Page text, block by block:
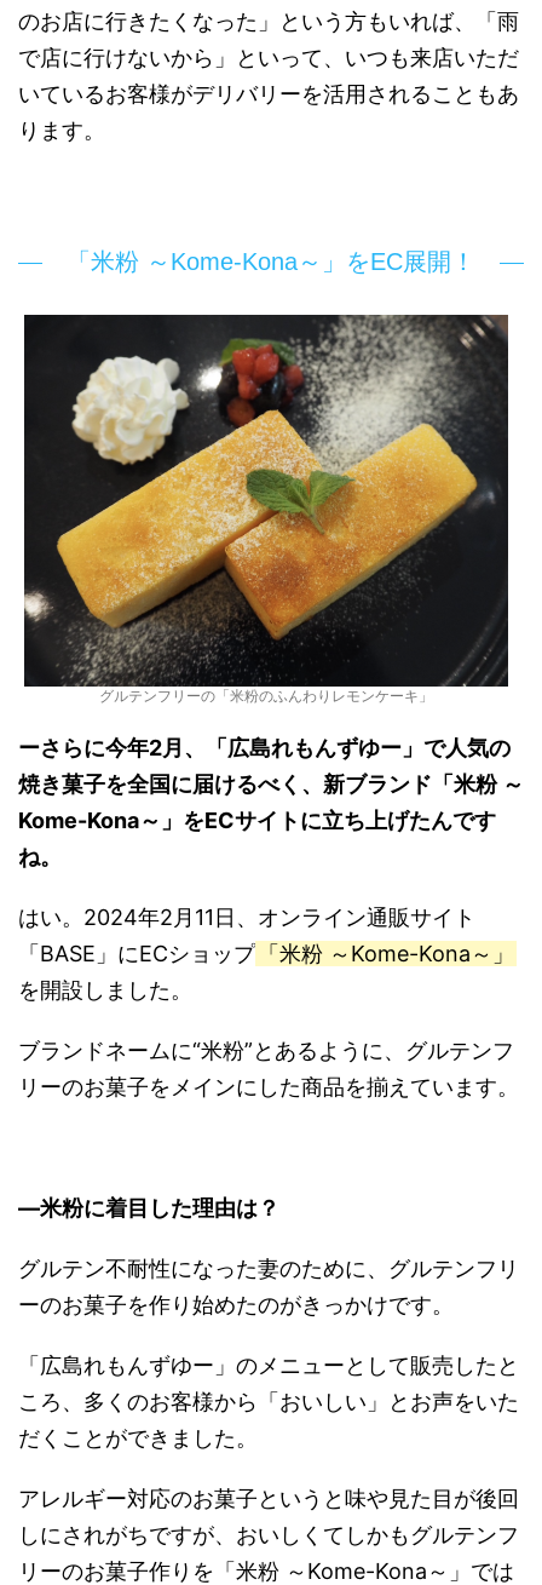
のお店に行きたくなった」という方もいれば、「雨
で店に行けないから」といって、いつも来店いただ
いているお客様がデリバリーを活用されることもあ
ります。
「米粉 ～Kome-Kona～」をEC展開！
グルテンフリーの「米粉のふんわりレモンケーキ」
ーさらに今年2月、「広島れもんずゆー」で人気の
焼き菓子を全国に届けるべく、新ブランド「米粉 ～
Kome-Kona～」をECサイトに立ち上げたんです
ね。
はい。2024年2月11日、オンライン通販サイト
「BASE」にECショップ 「米粉 ～Kome-Kona～」
を開設しました。
ブランドネームに“米粉”とあるように、グルテンフ
リーのお菓子をメインにした商品を揃えています。
―米粉に着目した理由は？
グルテン不耐性になった妻のために、グルテンフリ
ーのお菓子を作り始めたのがきっかけです。
「広島れもんずゆー」のメニューとして販売したと
ころ、多くのお客様から「おいしい」とお声をいた
だくことができました。
アレルギー対応のお菓子というと味や見た目が後回
しにされがちですが、おいしくてしかもグルテンフ
リーのお菓子作りを「米粉 ～Kome-Kona～」では